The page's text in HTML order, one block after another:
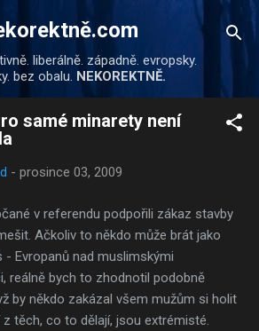
na hlavní obsah
liberálně. západně. evropsky.
bez obalu. NEKOREKTNĚ.
samé minarety není
- prosince 03, 2009
v referendu podpořili zákaz stavby
Ačkoliv to někdo může brát jako
- Evropanů nad muslimskými
reálně bych to zhodnotil podobně
by někdo zakázal všem mužům si holit
těch, co to dělají, jsou extrémisté.